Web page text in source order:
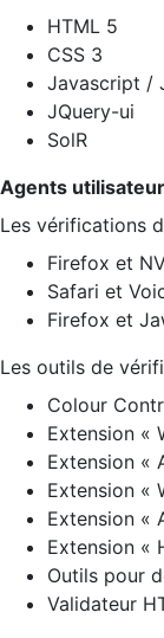
HTML 5
CSS 3
Javascript /
JQuery-ui
SolR
Agents
Les vérifications
Firefox et
Safari et
Firefox et
Les outils de
Colour
Extension «
Extension «
Extension «
Extension «
Extension «
Outils pour
Validateur